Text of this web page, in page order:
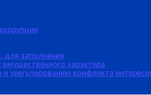
для заполнения
характера
конфликта